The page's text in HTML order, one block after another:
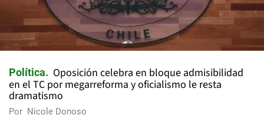
Política
Oposición celebra en bloque admisibilidad
en el TC por megarreforma y oficialismo le resta
dramatismo
Por Nicole Donoso